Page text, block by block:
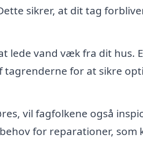
sikrer, at dit tag
lede vand væk fra dit hus.
for at sikre
vil fagfolkene også
for reparationer, som